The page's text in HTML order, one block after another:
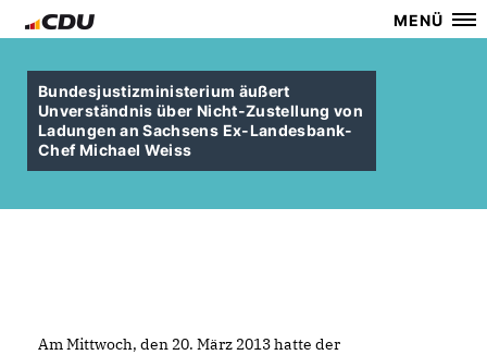
MENÜ
Bundesjustizministerium äußert
Unverständnis über Nicht-Zustellung von
Ladungen an Sachsens Ex-Landesbank-
Chef Michael Weiss
Am Mittwoch, den 20. März 2013 hatte der